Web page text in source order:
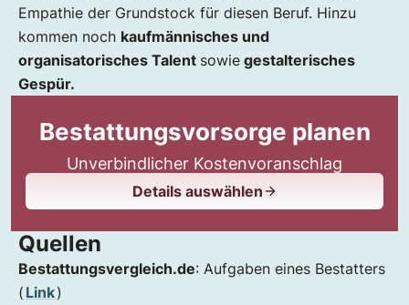
Empathie der Grundstock für diesen Beruf. Hinzu
kommen noch kaufmännisches und
organisatorisches Talent sowie gestalterisches
Gespür.
Bestattungsvorsorge planen
Unverbindlicher Kostenvoranschlag
Details auswählen
Quellen
Bestattungsvergleich.de: Aufgaben eines Bestatters
( Link)